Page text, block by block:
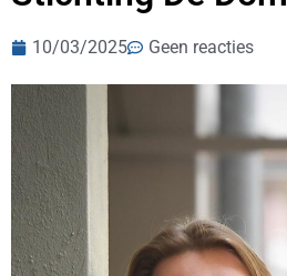
10/03/2025 Geen reacties